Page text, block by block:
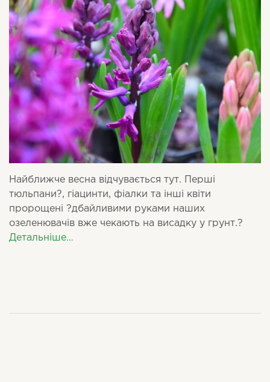
Найближче весна відчувається тут. Перші
тюльпани?, гіацинти, фіалки та інші квіти
пророщені ?дбайливими руками наших
озеленювачів вже чекають на висадку у грунт.?
Детальніше…